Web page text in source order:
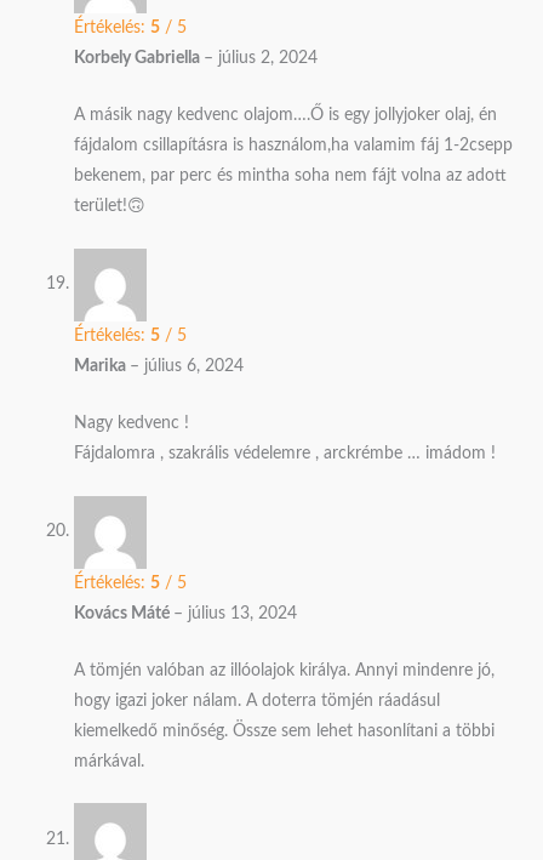
Értékelés:5 / 5
Korbely Gabriella – július 2, 2024
A másik nagy kedvenc olajom….Ő is egy jollyjoker olaj, én
fájdalom csillapításra is használom,ha valamim fáj 1-2csepp
bekenem, par perc és mintha soha nem fájt volna az adott
terület!🙃
Értékelés:5 / 5
Marika – július 6, 2024
Nagy kedvenc !
Fájdalomra , szakrális védelemre , arckrémbe … imádom !
Értékelés:5 / 5
Kovács Máté – július 13, 2024
A tömjén valóban az illóolajok királya. Annyi mindenre jó,
hogy igazi joker nálam. A doterra tömjén ráadásul
kiemelkedő minőség. Össze sem lehet hasonlítani a többi
márkával.